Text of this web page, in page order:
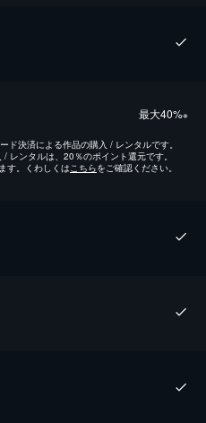
最⼤40%※
決済による作品の購入 / レンタルです。
レンタルは、20％のポイント還元です。
す。くわしくはこちらをご確認ください。